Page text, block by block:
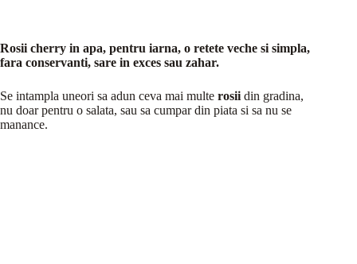
Rosii cherry in apa, pentru iarna, o retete veche si simpla,
fara conservanti, sare in exces sau zahar.
Se intampla uneori sa adun ceva mai multe rosii din gradina,
nu doar pentru o salata, sau sa cumpar din piata si sa nu se
manance.